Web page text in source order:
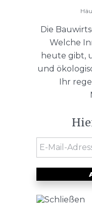
Die
Welche
heute gibt,
und
Ihr